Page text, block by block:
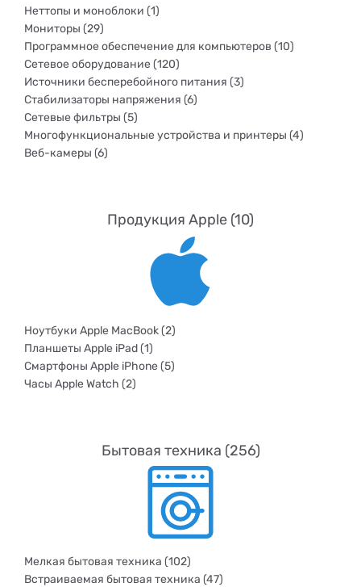
Неттопы и моноблоки (1)
Мониторы (29)
Программное обеспечение для компьютеров (10)
Сетевое оборудование (120)
Источники бесперебойного питания (3)
Стабилизаторы напряжения (6)
Сетевые фильтры (5)
Многофункциональные устройства и принтеры (4)
Веб-камеры (6)
Продукция Apple (10)
Ноутбуки Apple MacBook (2)
Планшеты Apple iPad (1)
Смартфоны Apple iPhone (5)
Часы Apple Watch (2)
Бытовая техника (256)
Мелкая бытовая техника (102)
Встраиваемая бытовая техника (47)